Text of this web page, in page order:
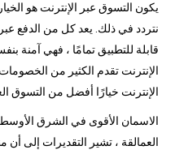
يكون التسوق عبر الإنترنت هو
نتردد في ذلك. يعد كل من الدفع عبر
قابلة للتطبيق تمامًا ، فهي آمنة
الإنترنت تقدم الكثير من
الإنترنت خيارًا أفضل من التسوق
الاسمان الأقوى في الشرق
العمالقة ، تشير التقديرات إلى